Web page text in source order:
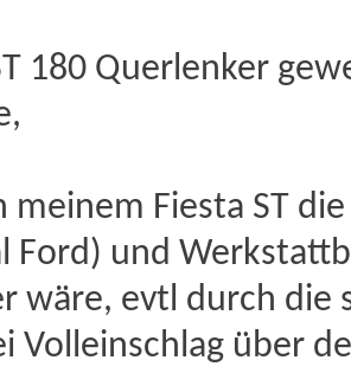
180 Querlenker
meinem Fiesta ST
Ford) und
wäre, evtl durch die
Volleinschlag über